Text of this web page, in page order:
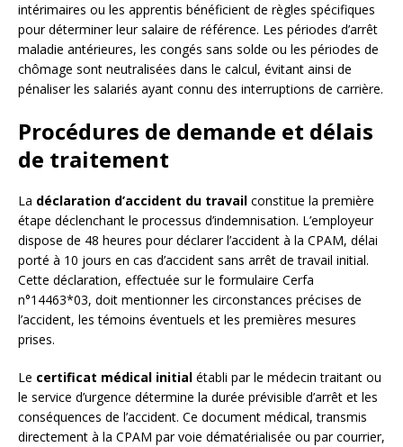
intérimaires ou les apprentis bénéficient de règles spécifiques
pour déterminer leur salaire de référence. Les périodes d’arrêt
maladie antérieures, les congés sans solde ou les périodes de
chômage sont neutralisées dans le calcul, évitant ainsi de
pénaliser les salariés ayant connu des interruptions de carrière.
Procédures de demande et délais
de traitement
La déclaration d’accident du travail constitue la première
étape déclenchant le processus d’indemnisation. L’employeur
dispose de 48 heures pour déclarer l’accident à la CPAM, délai
porté à 10 jours en cas d’accident sans arrêt de travail initial.
Cette déclaration, effectuée sur le formulaire Cerfa
n°14463*03, doit mentionner les circonstances précises de
l’accident, les témoins éventuels et les premières mesures
prises.
Le certificat médical initial établi par le médecin traitant ou
le service d’urgence détermine la durée prévisible d’arrêt et les
conséquences de l’accident. Ce document médical, transmis
directement à la CPAM par voie dématérialisée ou par courrier,